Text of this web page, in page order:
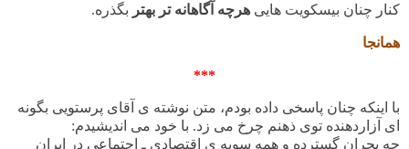
کنار چنان بیسکویت هایی هرچه آگاهانه تر بهتر بگذره.
همانجا
***
با اینکه چنان پاسخی داده بودم، متن نوشته ی آقای پرستویی بگونه
ای آزاردهنده توی ذهنم چرخ می زد. با خود می اندیشیدم:
چه بحران گسترده و همه سویه ی اقتصادی ـ اجتماعی در ایران